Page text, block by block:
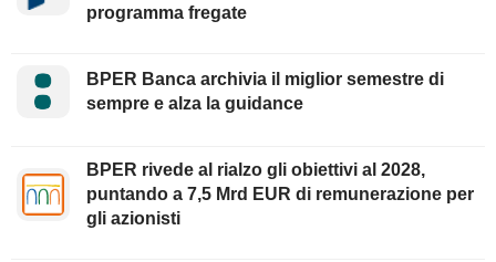
programma fregate
BPER Banca archivia il miglior semestre di
sempre e alza la guidance
BPER rivede al rialzo gli obiettivi al 2028,
puntando a 7,5 Mrd EUR di remunerazione per
gli azionisti